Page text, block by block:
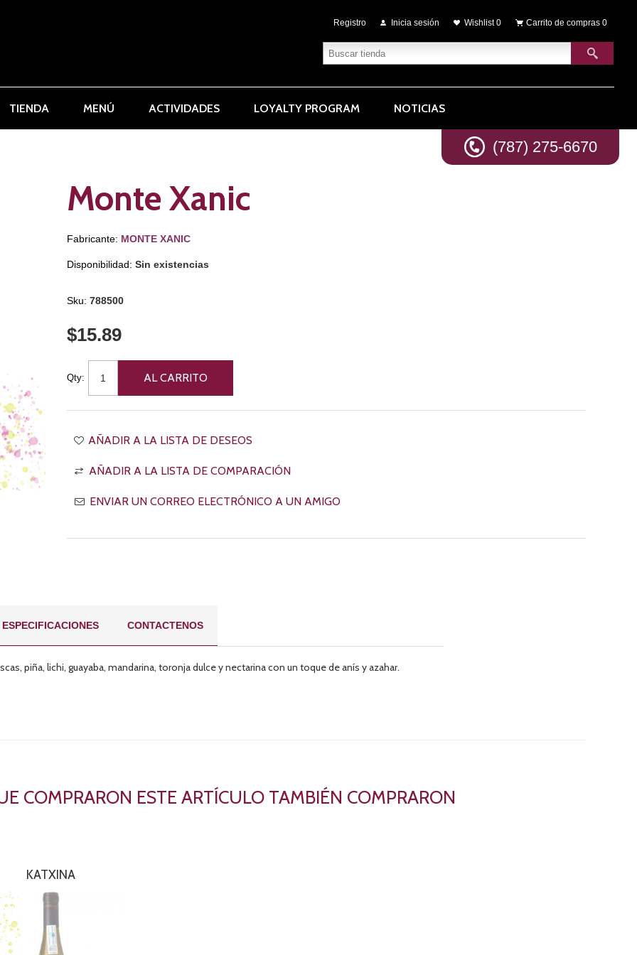
Registro Inicia sesión Wishlist 0 Carrito de compras 0
(787) 275-6670
TIENDA MENÚ ACTIVIDADES LOYALTY PROGRAM NOTICIAS
Monte Xanic
Fabricante: MONTE XANIC
Disponibilidad: Sin existencias
Sku: 788500
$15.89
Qty:
ESPECIFICACIONES CONTACTENOS
piña, lichi, guayaba, mandarina, toronja dulce y nectarina con un toque de anís y azahar.
COMPRARON ESTE ARTÍCULO TAMBIÉN COMPRARON
KATXINA